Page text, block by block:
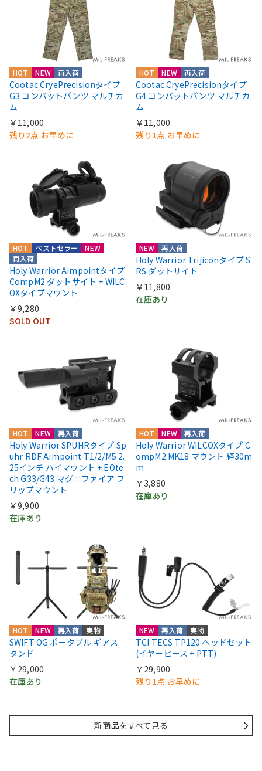
HOT NEW 再入荷
Cootac CryePrecisionタイプ
G3 コンバットパンツ マルチカ
ム
￥11,000
残り2点 お早めに
HOT NEW 再入荷
Cootac CryePrecisionタイプ
G4 コンバットパンツ マルチカ
ム
￥11,000
残り1点 お早めに
HOT
NEW
再入荷
ベストセラー
Holy Warrior Aimpointタイプ
CompM2 ダットサイト + WILC
OXタイプマウント
￥9,280
SOLD OUT
NEW 再入荷
Holy Warrior Trijiconタイプ S
RS ダットサイト
￥11,800
在庫あり
HOT NEW 再入荷
Holy Warrior SPUHRタイプ Sp
uhr RDF Aimpoint T1/2/M5 2.
25インチ ハイマウント + EOte
ch G33/G43 マグニファイア フ
リップマウント
￥9,900
在庫あり
HOT NEW 再入荷
Holy Warrior WILCOXタイプ C
ompM2 MK18 マウント 経30m
m
￥3,880
在庫あり
HOT NEW 再入荷 実物
SWIFT OG ポータブル ギアス
タンド
￥29,000
在庫あり
NEW 再入荷 実物
TCI TECS TP120 ヘッドセット
(イヤーピース + PTT)
￥29,900
残り1点 お早めに
新商品をすべて見る